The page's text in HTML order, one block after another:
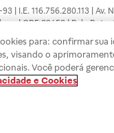
| I.E. 116.756.280.113 |
| CRF 89453 | Polo
as orientações
Os preços e
proteção de dados, para
de produto em
para: confirmar sua
visando o
Você poderá
e Cookies